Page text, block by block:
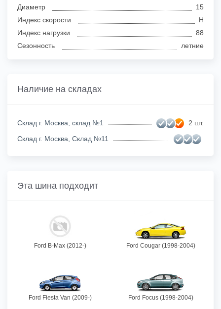
Диаметр
15
Индекс скорости
H
Индекс нагрузки
88
Сезонность
летние
Наличие на складах
Склад г. Москва, склад №1
2 шт.
Склад г. Москва, Склад №11
Эта шина подходит
Ford B-Max (2012-) Ford Cougar (1998-2004)
Ford Fiesta Van (2009-) Ford Focus (1998-2004)